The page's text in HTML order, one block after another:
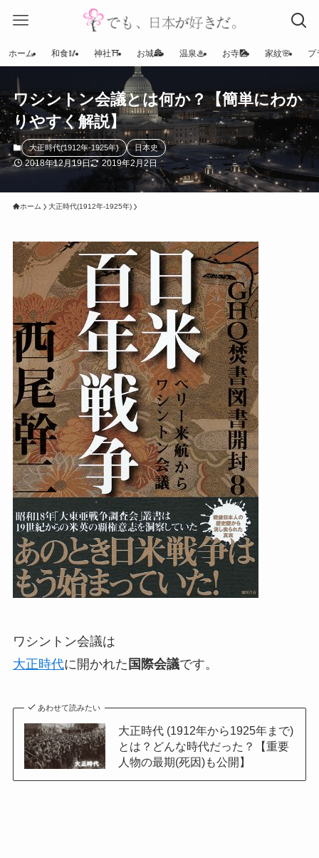
ホーム 和食🥢 神社⛩ お城🏯 温泉♨ お寺🎑 家紋🌸 プ
ワシントン会議とは何か？【簡単にわか
りやすく解説】
大正時代(1912年-1925年) 日本史
2018年12月19日 2019年2月2日
ホーム 大正時代(1912年-1925年)
ワシントン会議は
大正時代に開かれた 国際会議です。
あわせて読みたい
大正時代 (1912年から1925年まで)
とは？どんな時代だった？【重要
人物の最期(死因)も公開】